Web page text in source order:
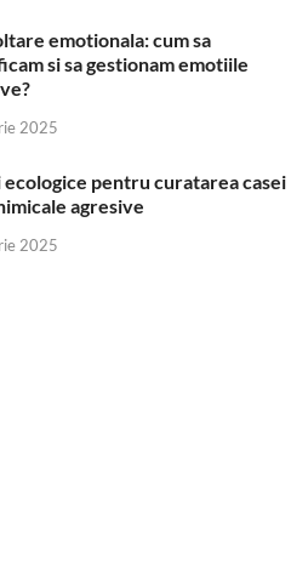
emotionala: cum sa
si sa gestionam emotiile
2025
ecologice pentru curatarea casei
agresive
2025